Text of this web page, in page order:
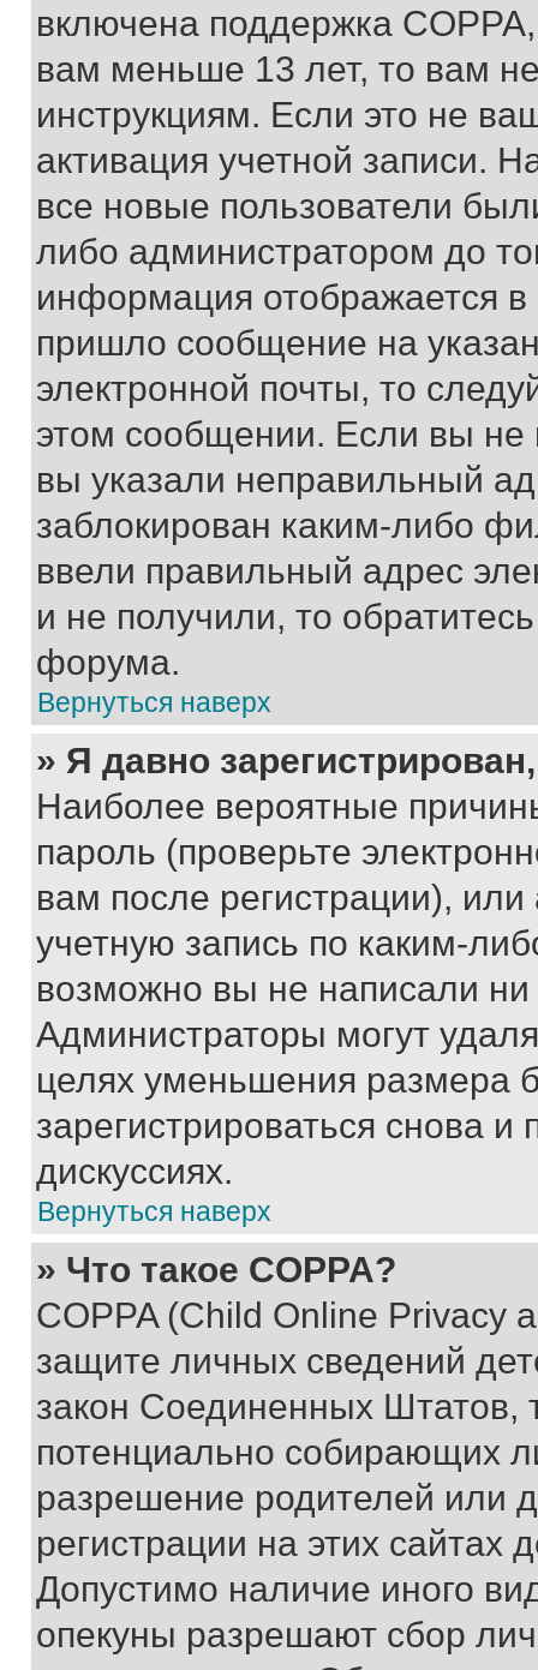
включена поддержка
вам меньше 13 лет, то вам
инструкциям. Если это не
активация учетной записи.
все новые пользователи
либо администратором до
информация отображается
пришло сообщение на
электронной почты, то
этом сообщении. Если вы
вы указали неправильный
заблокирован каким-либо
ввели правильный адрес
и не получили, то
форума.
Вернуться наверх
» Я давно
Наиболее вероятные
пароль (проверьте
вам после регистрации),
учетную запись по каким-
возможно вы не написали
Администраторы могут
целях уменьшения размера
зарегистрироваться снова и
дискуссиях.
Вернуться наверх
» Что такое COPPA?
COPPA (Child Online Privacy
защите личных сведений
закон Соединенных Штатов,
потенциально собирающих
разрешение родителей или
регистрации на этих сайтах
Допустимо наличие иного
опекуны разрешают сбор